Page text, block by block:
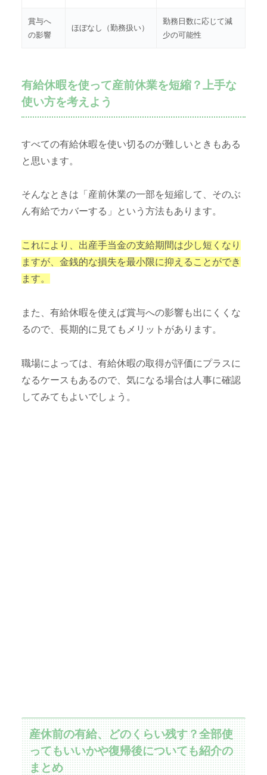
賞与へ
の影響
ほぼなし（勤務扱い）
勤務日数に応じて減
少の可能性
有給休暇を使って産前休業を短縮？上手な
使い方を考えよう
すべての有給休暇を使い切るのが難しいときもある
と思います。
そんなときは「産前休業の一部を短縮して、そのぶ
ん有給でカバーする」という方法もあります。
これにより、出産手当金の支給期間は少し短くなり
ますが、金銭的な損失を最小限に抑えることができ
ます。
また、有給休暇を使えば賞与への影響も出にくくな
るので、長期的に見てもメリットがあります。
職場によっては、有給休暇の取得が評価にプラスに
なるケースもあるので、気になる場合は人事に確認
してみてもよいでしょう。
産休前の有給、どのくらい残す？全部使
ってもいいかや復帰後についても紹介の
まとめ